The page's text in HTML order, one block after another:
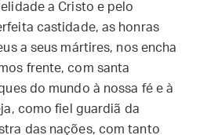
a Cristo e pelo
castidade, as honras
a seus mártires, nos encha
frente, com santa
do mundo à nossa fé e à
como fiel guardiã da
das nações, com tanto